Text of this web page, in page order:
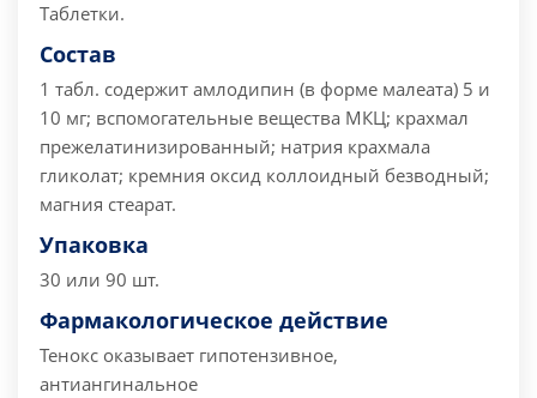
Таблетки.
Состав
1 табл. содержит амлодипин (в форме малеата) 5 и
10 мг; вспомогательные вещества МКЦ; крахмал
прежелатинизированный; натрия крахмала
гликолат; кремния оксид коллоидный безводный;
магния стеарат.
Упаковка
30 или 90 шт.
Фармакологическое действие
Тенокс оказывает гипотензивное,
антиангинальное